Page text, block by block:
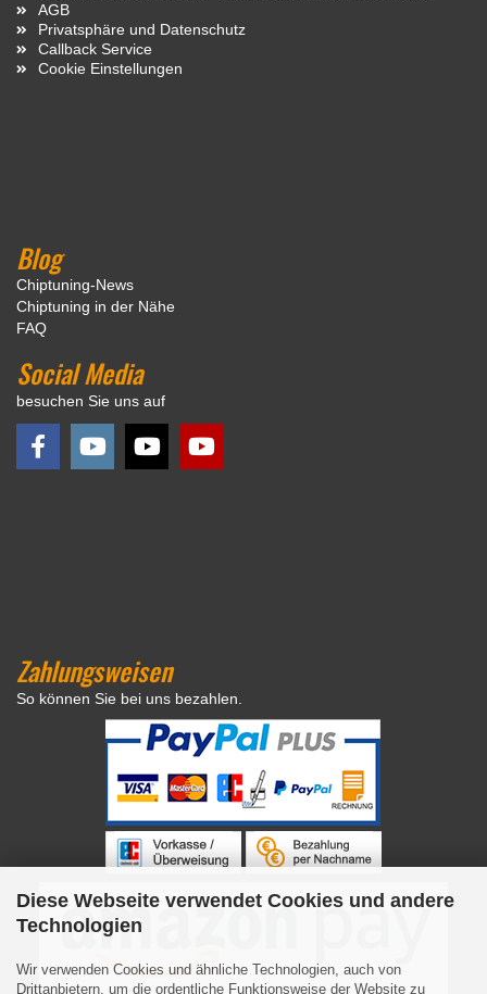
Diese Webseite verwendet Cookies und andere
Technologien
Wir verwenden Cookies und ähnliche Technologien, auch von
Drittanbietern, um die ordentliche Funktionsweise der Website zu
AGB
Privatsphäre und Datenschutz
Callback Service
Cookie Einstellungen
Blog
Chiptuning-News
Chiptuning in der Nähe
FAQ
Social Media
besuchen Sie uns auf
Zahlungsweisen
So können Sie bei uns bezahlen.